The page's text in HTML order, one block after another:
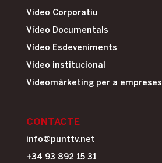
Video Corporatiu
Vídeo Documentals
Vídeo Esdeveniments
Video institucional
Videomàrketing per a empreses
CONTACTE
info@punttv.net
+34 93 892 15 31